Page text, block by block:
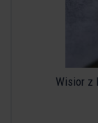
Wisior z